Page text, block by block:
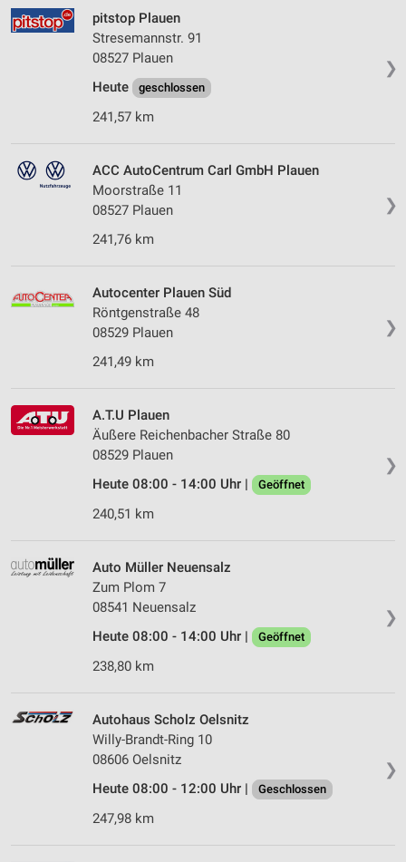
❯
pitstop Plauen
Stresemannstr. 91
08527 Plauen
Heute
geschlossen
241,57 km
❯
ACC AutoCentrum Carl GmbH Plauen
Moorstraße 11
08527 Plauen
241,76 km
❯
Autocenter Plauen Süd
Röntgenstraße 48
08529 Plauen
241,49 km
❯
A.T.U Plauen
Äußere Reichenbacher Straße 80
08529 Plauen
Heute 08:00 - 14:00 Uhr |
Geöffnet
240,51 km
❯
Auto Müller Neuensalz
Zum Plom 7
08541 Neuensalz
Heute 08:00 - 14:00 Uhr |
Geöffnet
238,80 km
❯
Autohaus Scholz Oelsnitz
Willy-Brandt-Ring 10
08606 Oelsnitz
Heute 08:00 - 12:00 Uhr |
Geschlossen
247,98 km